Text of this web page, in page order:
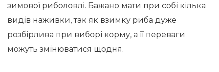
зимової риболовлі. Бажано мати при собі кілька
видів наживки, так як взимку риба дуже
розбірлива при виборі корму, а її переваги
можуть змінюватися щодня.